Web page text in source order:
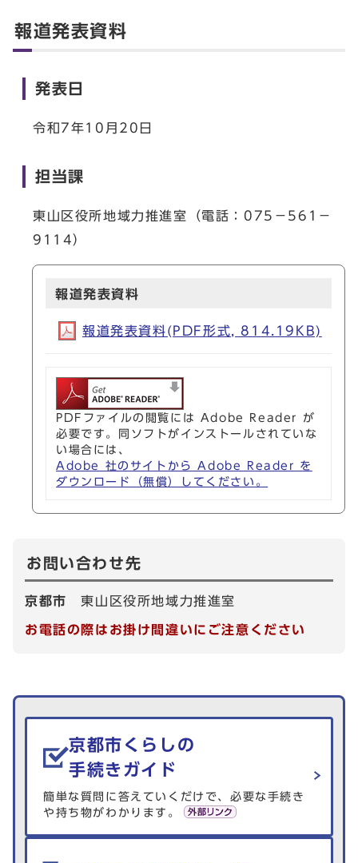
報道発表資料
発表日
令和7年10月20日
担当課
東山区役所地域力推進室（電話：075－561－
9114）
報道発表資料
報道発表資料(PDF形式, 814.19KB)
PDFファイルの閲覧には Adobe Reader が
必要です。同ソフトがインストールされていな
い場合には、
Adobe 社のサイトから Adobe Reader を
ダウンロード（無償）してください。
お問い合わせ先
京都市東山区役所地域力推進室
お電話の際はお掛け間違いにご注意ください
生活情報を探す
京都市くらしの
手続きガイド
簡単な質問に答えていくだけで、必要な手続き
や持ち物がわかります。